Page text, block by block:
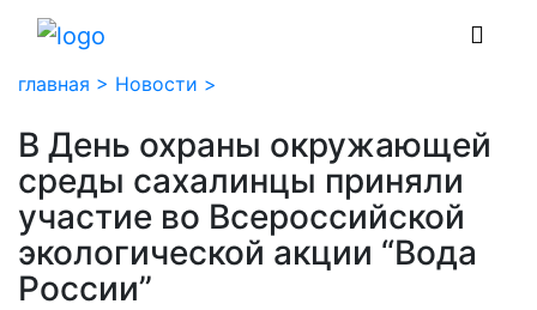
главная > Новости >
В День охраны окружающей
среды сахалинцы приняли
участие во Всероссийской
экологической акции “Вода
России”